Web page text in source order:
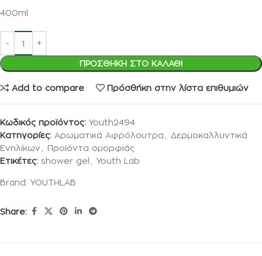
400ml
ΠΡΟΣΘΉΚΗ ΣΤΟ ΚΑΛΆΘΙ
Add to compare Πρόσθήκη στην λίστα επιθυμιών
Κωδικός προϊόντος: Youth2494
Κατηγορίες: Αρωματικά Αφρόλουτρα , Δερμοκαλλυντικά
Ενηλίκων , Προϊόντα ομορφιάς
Ετικέτες: shower gel , Youth Lab
Brand: YOUTHLAB
Share: